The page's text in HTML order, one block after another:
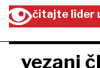
čitajte lider
vezani